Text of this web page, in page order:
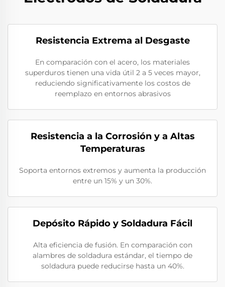
Resistencia Extrema al Desgaste
En comparación con el acero, los materiales
superduros tienen una vida útil 2 a 5 veces mayor,
reduciendo significativamente los costos de
reemplazo en entornos abrasivos
Resistencia a la Corrosión y a Altas
Temperaturas
Soporta entornos extremos y aumenta la producción
entre un 15% y un 30%.
Depósito Rápido y Soldadura Fácil
Alta eficiencia de fusión. En comparación con
alambres de soldadura estándar, el tiempo de
soldadura puede reducirse hasta un 40%.